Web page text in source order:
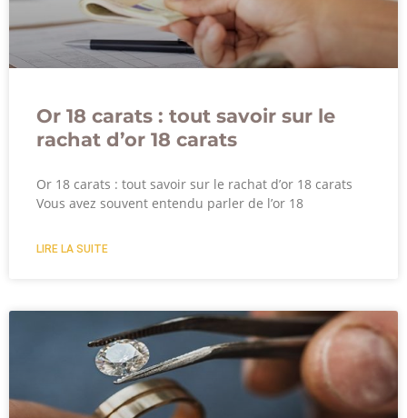
Or 18 carats : tout savoir sur le
rachat d’or 18 carats
Or 18 carats : tout savoir sur le rachat d’or 18 carats
Vous avez souvent entendu parler de l’or 18
LIRE LA SUITE